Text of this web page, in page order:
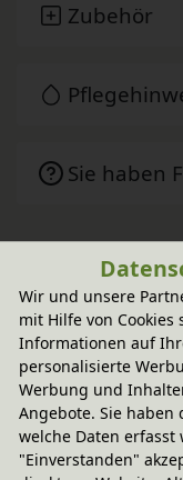
Zubehör
Sie haben
Wird oft
-20% Code
Lara
In
aus Bio-
Wir und unsere
mit Hilfe von
Informationen auf
personalisierte
Werbung und
Angebote. Sie
welche Daten
"Einverstanden"